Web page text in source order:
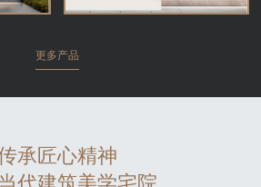
更多产品
承匠心精神